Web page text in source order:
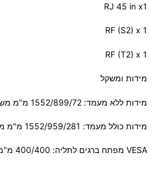
RJ 45 in x1
RF (S2) x 1
RF (T2) x 1
מידות ומשקל
מידות ללא מעמד: 1552/899/72 מ"מ משקל ללא מעמד: 20.6 ק"ג
מידות כולל מעמד: 1552/959/281 מ"מ משקל כולל מעמד: 20.8 ק"ג
VESA מפתח ברגים לתליה: 400/400 מ"מ